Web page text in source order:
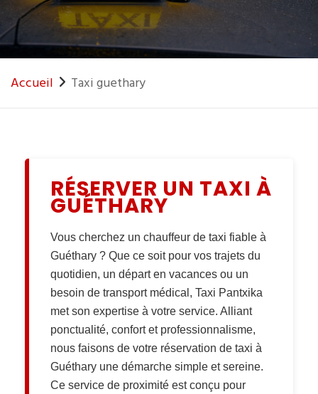
Accueil Taxi guethary
RÉSERVER UN TAXI À
GUÉTHARY
Vous cherchez un chauffeur de taxi fiable à
Guéthary ? Que ce soit pour vos trajets du
quotidien, un départ en vacances ou un
besoin de transport médical, Taxi Pantxika
met son expertise à votre service. Alliant
ponctualité, confort et professionnalisme,
nous faisons de votre réservation de taxi à
Guéthary une démarche simple et sereine.
Ce service de proximité est conçu pour